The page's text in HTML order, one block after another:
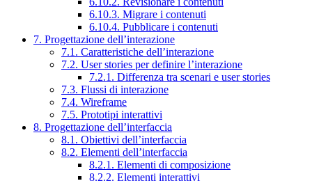
6.10.3. Migrare i contenuti
6.10.4. Pubblicare i contenuti
7. Progettazione dell’interazione
7.1. Caratteristiche dell’interazione
7.2. User stories per definire l’interazione
7.2.1. Differenza tra scenari e user stories
7.3. Flussi di interazione
7.4. Wireframe
7.5. Prototipi interattivi
8. Progettazione dell’interfaccia
8.1. Obiettivi dell’interfaccia
8.2. Elementi dell’interfaccia
8.2.1. Elementi di composizione
8.2.2. Elementi interattivi